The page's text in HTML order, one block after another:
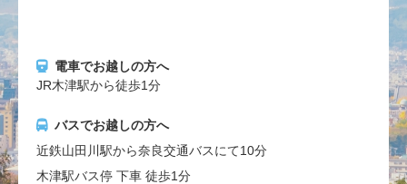
電車でお越しの方へ
JR木津駅から徒歩1分
バスでお越しの方へ
近鉄山田川駅から奈良交通バスにて10分
木津駅バス停 下車 徒歩1分